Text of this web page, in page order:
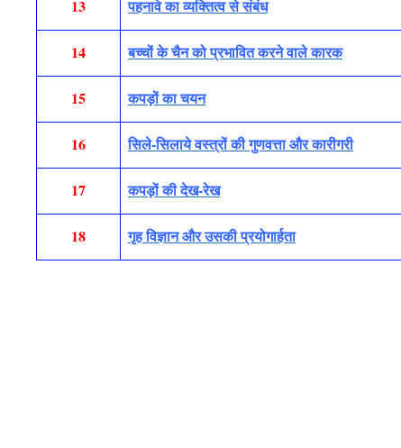
13 पहनावे का व्यक्तित्व से संबंध
14 बच्चों के चैन को प्रभावित करने वाले कारक
15 कपड़ों का चयन
16 सिले-सिलाये वस्त्रों की गुणवत्ता और कारीगरी
17 कपड़ों की देख-रेख
18 गृह विज्ञान और उसकी प्रयोगार्हता